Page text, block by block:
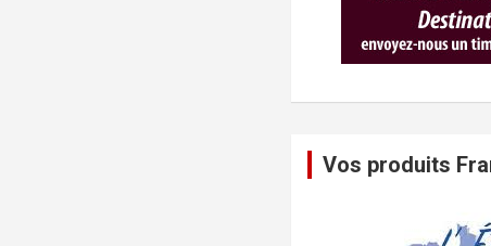
Vos produits